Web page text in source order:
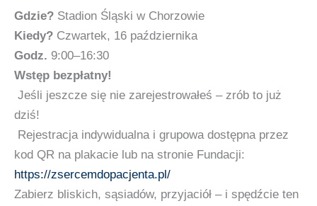
Gdzie? Stadion Śląski w Chorzowie
Kiedy? Czwartek, 16 października
Godz. 9:00–16:30
Wstęp bezpłatny!
Jeśli jeszcze się nie zarejestrowałeś – zrób to już
dziś!
Rejestracja indywidualna i grupowa dostępna przez
kod QR na plakacie lub na stronie Fundacji:
https://zsercemdopacjenta.pl/
Zabierz bliskich, sąsiadów, przyjaciół – i spędźcie ten